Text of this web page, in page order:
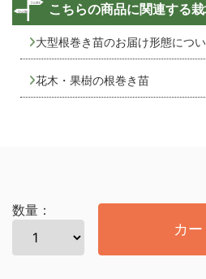
こちらの商品に関連する
大型根巻き苗のお届け形態につ
花木・果樹の根巻き苗
数量：
カ